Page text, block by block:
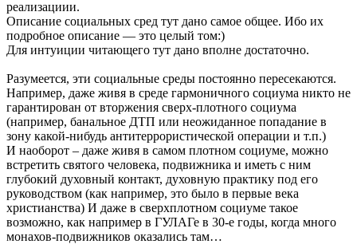
реализациии.
Описание социальных сред тут дано самое общее. Ибо их
подробное описание — это целый том:)
Для интуиции читающего тут дано вполне достаточно.
Разумеется, эти социальные среды постоянно пересекаются.
Например, даже живя в среде гармоничного социума никто не
гарантирован от вторжения сверх-плотного социума
(например, банальное ДТП или неожиданное попадание в
зону какой-нибудь антитеррористической операции и т.п.)
И наоборот – даже живя в самом плотном социуме, можно
встретить святого человека, подвижника и иметь с ним
глубокий духовный контакт, духовную практику под его
руководством (как например, это было в первые века
христианства) И даже в сверхплотном социуме такое
возможно, как например в ГУЛАГе в 30-е годы, когда много
монахов-подвижников оказались там…